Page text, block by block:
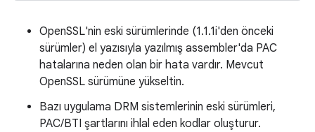
OpenSSL'nin eski sürümlerinde (1.1.1i'den önceki
sürümler) el yazısıyla yazılmış assembler'da PAC
hatalarına neden olan bir hata vardır. Mevcut
OpenSSL sürümüne yükseltin.
Bazı uygulama DRM sistemlerinin eski sürümleri,
PAC/BTI şartlarını ihlal eden kodlar oluşturur.